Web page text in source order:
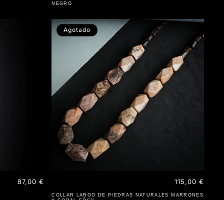
NEGRO
Precio
87,00 €
Agotado
COLLAR LARGO DE PIEDRAS NATURALES MARRONES
Precio
115,00 €